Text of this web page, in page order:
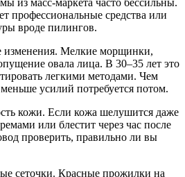
из масс-маркета часто бессильны.
профессиональные средства или
вроде пилингов.
изменения. Мелкие морщинки,
овала лица. В 30–35 лет это
легкими методами. Чем
усилий потребуется потом.
кожи. Если кожа шелушится даже
или блестит через час после
проверить, правильно ли вы
сеточки. Красные прожилки на